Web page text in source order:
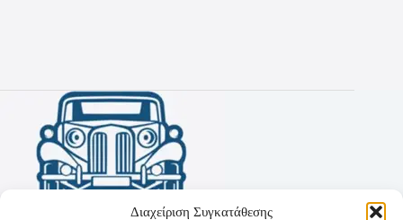
Διαχείριση Συγκατάθεσης